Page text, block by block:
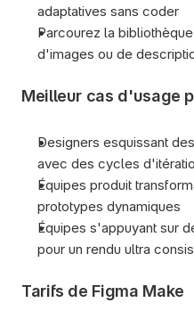
adaptatives sans coder
Parcourez la
d'images ou de
Meilleur cas d'usage
Designers esquissant
avec des cycles
Équipes produit
prototypes dynamiques
Équipes s'appuyant sur
pour un rendu ultra
Tarifs de Figma Make